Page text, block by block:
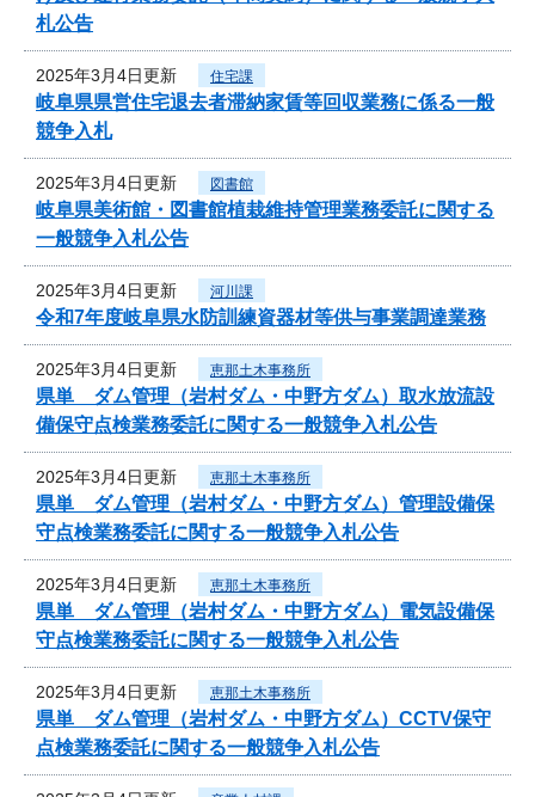
札公告
2025年3月4日更新 住宅課
岐阜県県営住宅退去者滞納家賃等回収業務に係る一般
競争入札
2025年3月4日更新 図書館
岐阜県美術館・図書館植栽維持管理業務委託に関する
一般競争入札公告
2025年3月4日更新 河川課
令和7年度岐阜県水防訓練資器材等供与事業調達業務
2025年3月4日更新 恵那土木事務所
県単 ダム管理（岩村ダム・中野方ダム）取水放流設
備保守点検業務委託に関する一般競争入札公告
2025年3月4日更新 恵那土木事務所
県単 ダム管理（岩村ダム・中野方ダム）管理設備保
守点検業務委託に関する一般競争入札公告
2025年3月4日更新 恵那土木事務所
県単 ダム管理（岩村ダム・中野方ダム）電気設備保
守点検業務委託に関する一般競争入札公告
2025年3月4日更新 恵那土木事務所
県単 ダム管理（岩村ダム・中野方ダム）CCTV保守
点検業務委託に関する一般競争入札公告